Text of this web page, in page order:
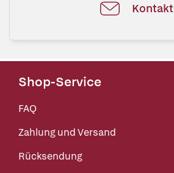
Kontakt
Shop-Service
FAQ
Zahlung und Versand
Rücksendung